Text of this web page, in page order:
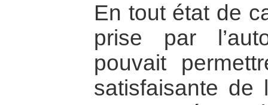
En tout état de
prise par
pouvait
satisfaisante de